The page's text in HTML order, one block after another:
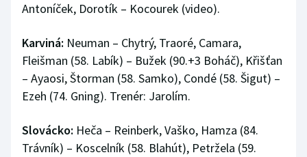
Stolní tenis
Triatlon
Veslování
Volejbal
Antoníček, Dorotík – Kocourek (video).
Karviná: Neuman – Chytrý, Traoré, Camara,
Fleišman (58. Labík) – Bužek (90.+3 Boháč), Křišťan
– Ayaosi, Štorman (58. Samko), Condé (58. Šigut) –
Ezeh (74. Gning). Trenér: Jarolím.
Slovácko: Heča – Reinberk, Vaško, Hamza (84.
Trávník) – Koscelník (58. Blahút), Petržela (59.